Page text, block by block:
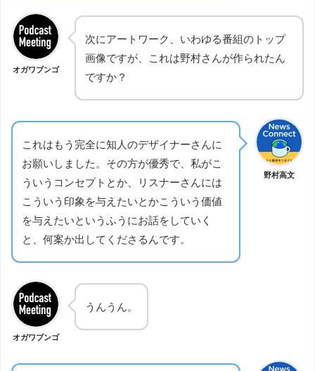
オガワブンゴ
次にアートワーク、いわゆる番組のトップ
画像ですが、これは野村さんが作られたん
ですか？
野村高文
これはもう完全に知人のデザイナーさんに
お願いしました。その方が優秀で、私がこ
ういうコンセプトとか、リスナーさんには
こういう印象を与えたいとかこういう価値
を与えたいというふうにお話をしていく
と、何案か出してくださるんです。
オガワブンゴ
うんうん。